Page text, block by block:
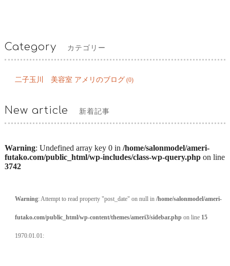
Category カテゴリー
二子玉川 美容室 アメリのブログ (0)
New article 新着記事
Warning: Undefined array key 0 in /home/salonmodel/ameri-
futako.com/public_html/wp-includes/class-wp-query.phpon line
3742
Warning: Attempt to read property "post_date" on null in /home/salonmodel/ameri-
futako.com/public_html/wp-content/themes/ameri3/sidebar.php on line 15
1970.01.01: